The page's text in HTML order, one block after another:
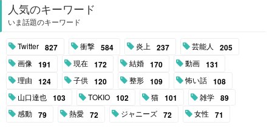
人気のキーワード
いま話題のキーワード
Twitter 827 衝撃 584 炎上 237 芸能人 205
画像 191 現在 172 結婚 170 動画 131
理由 124 子供 120 整形 109 怖い話 108
山口達也 103 TOKIO 102 猫 101 雑学 89
感動 79 熱愛 72 ジャニーズ 72 女性 71